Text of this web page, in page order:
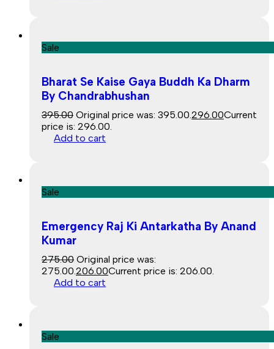
Sale
Bharat Se Kaise Gaya Buddh Ka Dharm
By Chandrabhushan
395.00 Original price was: ₹395.00. 296.00Current
price is: ₹296.00.
Add to cart
Sale
Emergency Raj Ki Antarkatha By Anand
Kumar
275.00 Original price was:
₹275.00. 206.00Current price is: ₹206.00.
Add to cart
Sale